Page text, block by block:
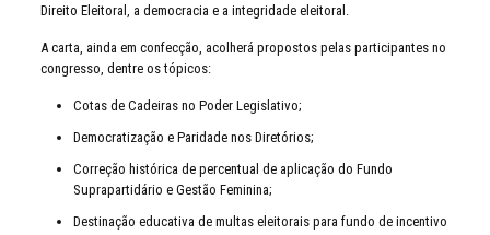
Direito Eleitoral, a democracia e a integridade eleitoral.
A carta, ainda em confecção, acolherá propostos pelas participantes no
congresso, dentre os tópicos:
Cotas de Cadeiras no Poder Legislativo;
Democratização e Paridade nos Diretórios;
Correção histórica de percentual de aplicação do Fundo
Suprapartidário e Gestão Feminina;
Destinação educativa de multas eleitorais para fundo de incentivo